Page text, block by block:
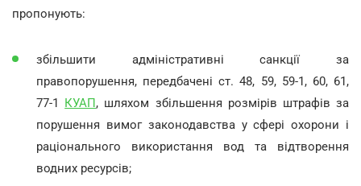
пропонують:
збільшити адміністративні санкції за
правопорушення, передбачені ст. 48, 59, 59-1, 60, 61,
77-1 КУАП, шляхом збільшення розмірів штрафів за
порушення вимог законодавства у сфері охорони і
раціонального використання вод та відтворення
водних ресурсів;